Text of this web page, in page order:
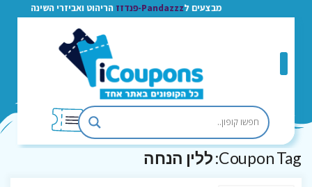
מבצעים לPandazzz-פנדזז הריהוט ואביזרי השינה
Coupon Tag: ללין הנחה